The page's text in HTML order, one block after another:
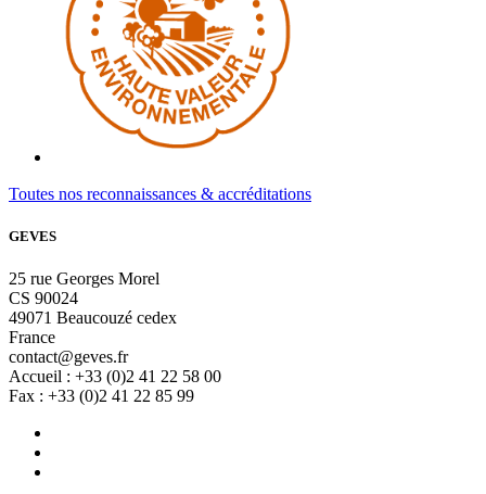
Toutes nos reconnaissances & accréditations
GEVES
25 rue Georges Morel
CS 90024
49071 Beaucouzé cedex
France
contact@geves.fr
Accueil : +33 (0)2 41 22 58 00
Fax : +33 (0)2 41 22 85 99